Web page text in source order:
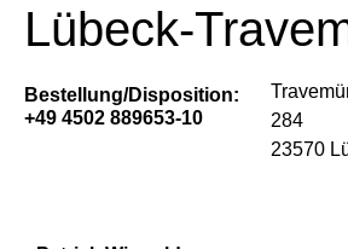
Lübeck-
Bestellung/Disposition:
+49 4502 889653-10
284
23570